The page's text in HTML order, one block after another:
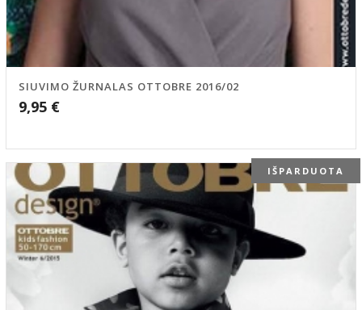
SIUVIMO ŽURNALAS OTTOBRE 2016/02
9,95 €
IŠPARDUOTA